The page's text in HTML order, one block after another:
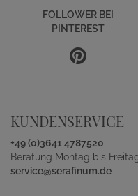
FOLLOWER BEI
PINTEREST
KUNDENSERVICE
+49 (0)3641 4787520
Beratung Montag bis
service@serafinum.de